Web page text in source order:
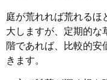
庭が荒れれば荒れるほ
大しますが、定期的な
階であれば、比較的安
きます。